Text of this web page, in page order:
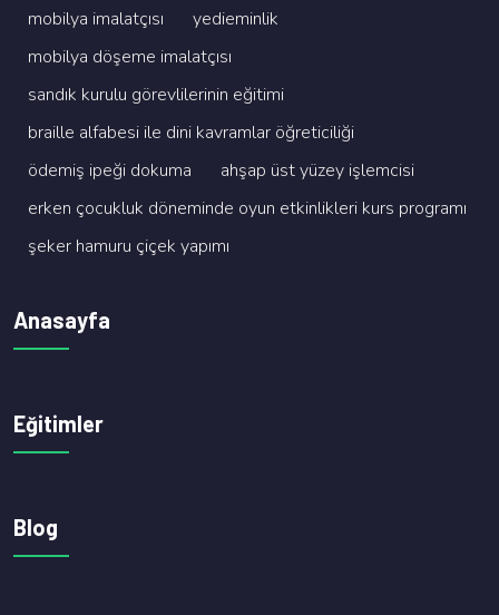
mobi̇lya i̇malatçisi
yedi̇emi̇nli̇k
mobi̇lya döşeme i̇malatçisi
sandik kurulu görevli̇leri̇ni̇n eği̇ti̇mi̇
brai̇lle alfabesi̇ i̇le di̇ni̇ kavramlar öğreti̇ci̇li̇ği̇
ödemi̇ş i̇peği̇ dokuma
ahşap üst yüzey i̇şlemci̇si̇
erken çocukluk dönemi̇nde oyun etki̇nli̇kleri̇ kurs programi
şeker hamuru çi̇çek yapimi
Anasayfa
Eğitimler
Blog